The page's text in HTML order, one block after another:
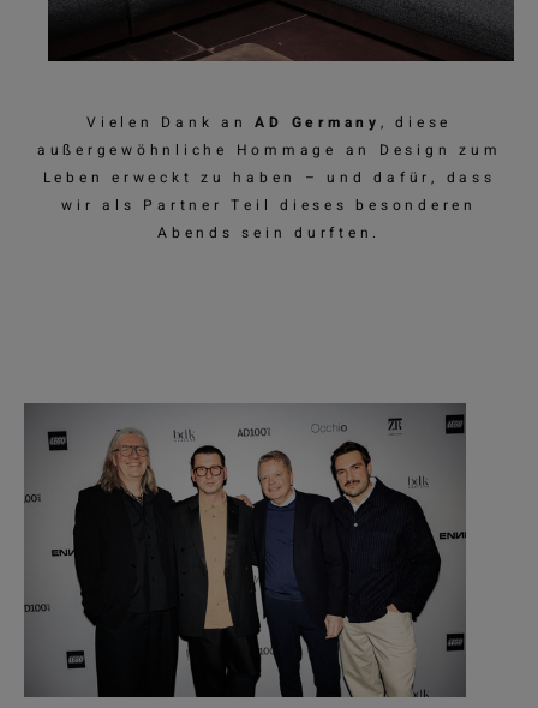
Vielen Dank anAD Germany , diese
außergewöhnliche Hommage an Design zum
Leben erweckt zu haben – und dafür, dass
wir als Partner Teil dieses besonderen
Abends sein durften.